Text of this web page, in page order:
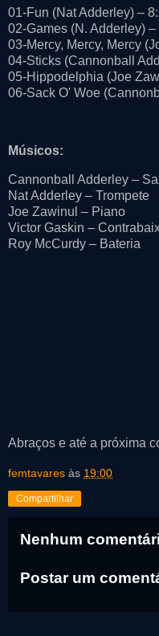
01-Fun (Nat Adderley) –
02-Games (N. Adderley) –
03-Mercy, Mercy, Mercy
04-Sticks (Cannonball
05-Hippodelphia (Joe
06-Sack O' Woe
Músicos:
Cannonball Adderley –
Nat Adderley – Trompete
Joe Zawinul – Piano
Victor Gaskin –
Roy McCurdy – Bateria
Abraços e até a próxima
femtavares às 19:00
Compartilhar
Nenhum
Postar um